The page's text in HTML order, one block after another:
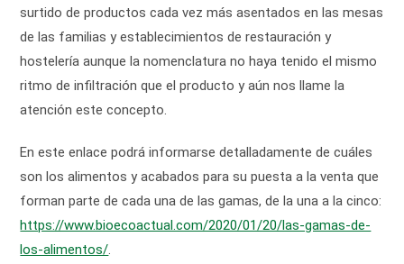
surtido de productos cada vez más asentados en las mesas
de las familias y establecimientos de restauración y
hostelería aunque la nomenclatura no haya tenido el mismo
ritmo de infiltración que el producto y aún nos llame la
atención este concepto.
En este enlace podrá informarse detalladamente de cuáles
son los alimentos y acabados para su puesta a la venta que
forman parte de cada una de las gamas, de la una a la cinco:
https://www.bioecoactual.com/2020/01/20/las-gamas-de-
los-alimentos/.